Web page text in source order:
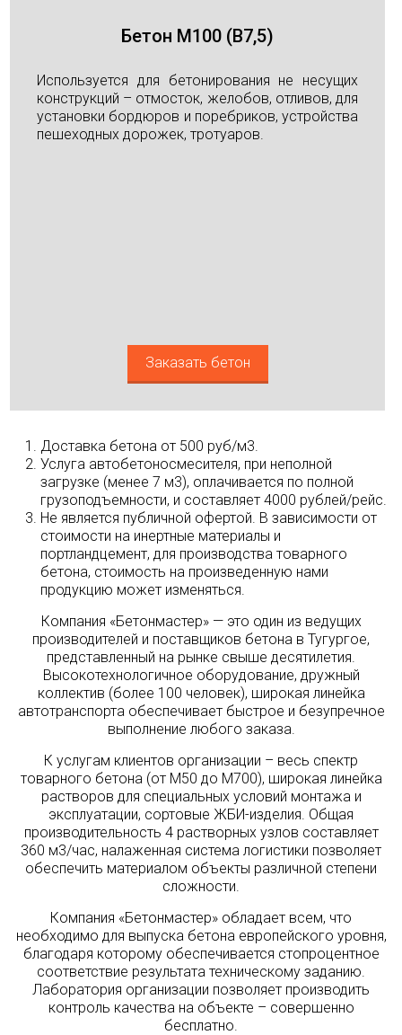
Бетон М100 (В7,5)
Используется для бетонирования не несущих
конструкций – отмосток, желобов, отливов, для
установки бордюров и поребриков, устройства
пешеходных дорожек, тротуаров.
Заказать бетон
Доставка бетона от 500 руб/м3.
Услуга автобетоносмесителя, при неполной
загрузке (менее 7 м3), оплачивается по полной
грузоподъемности, и составляет 4000 рублей/рейс.
Не является публичной офертой. В зависимости от
стоимости на инертные материалы и
портландцемент, для производства товарного
бетона, стоимость на произведенную нами
продукцию может изменяться.
Компания «Бетонмастер» — это один из ведущих
производителей и поставщиков бетона в Тугургое,
представленный на рынке свыше десятилетия.
Высокотехнологичное оборудование, дружный
коллектив (более 100 человек), широкая линейка
автотранспорта обеспечивает быстрое и безупречное
выполнение любого заказа.
К услугам клиентов организации – весь спектр
товарного бетона (от М50 до М700), широкая линейка
растворов для специальных условий монтажа и
эксплуатации, сортовые ЖБИ-изделия. Общая
производительность 4 растворных узлов составляет
360 м3/час, налаженная система логистики позволяет
обеспечить материалом объекты различной степени
сложности.
Компания «Бетонмастер» обладает всем, что
необходимо для выпуска бетона европейского уровня,
благодаря которому обеспечивается стопроцентное
соответствие результата техническому заданию.
Лаборатория организации позволяет производить
контроль качества на объекте – совершенно
бесплатно.